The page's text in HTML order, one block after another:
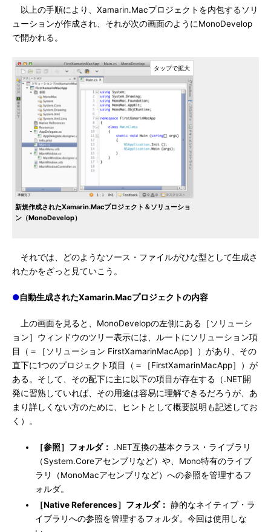
以上の手順により、Xamarin.Macプロジェクトを内包するソリ
ューションが作成され、それが次の画面のようにMonoDevelop
で開かれる。
新規作成されたXamarin.Macプロジェクト＆ソリューショ
ン（MonoDevelop）
それでは、どのようなソース・ファイルがひな型として生成さ
れたかをざっと見ていこう。
●自動生成されたXamarin.Macプロジェクトの内容
上の画面を見ると、MonoDevelopの左側にある［ソリューシ
ョン］ウィンドウのツリー表示には、ルートにソリューション項
目（＝［ソリューション FirstXamarinMacApp］）があり、その
直下に1つのプロジェクト項目（＝［FirstXamarinMacApp］）が
ある。そして、その配下に主に以下の項目が存在する（.NET開
発に習熟していれば、その用途は容易に理解できるだろうが、あ
まり詳しくない方のために、ヒントとして概要説明も記述してお
く）。
［参照］フォルダ：
.NET互換の基本クラス・ライブラリ
（System.Coreアセンブリなど）や、Mono特有のライブ
ラリ（MonoMacアセンブリなど）への参照を管理するフ
ォルダ。
［Native References］フォルダ： 静的なネイティブ・ラ
イブラリへの参照を管理するフォルダ。今回は使用しな